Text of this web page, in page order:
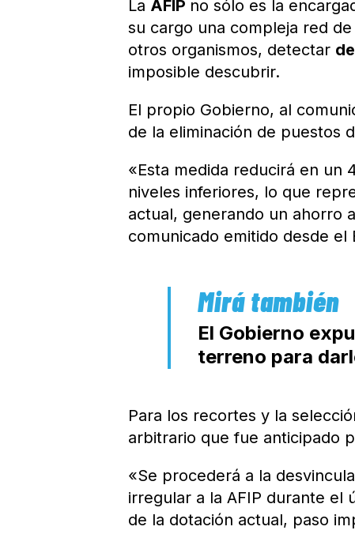
La AFIP no sólo es la
su cargo una compleja red
otros organismos, detectar
imposible descubrir.
El propio Gobierno, al
de la eliminación de puestos
«Esta medida reducirá en un
niveles inferiores, lo que
actual, generando un ahorro
comunicado emitido desde el
El Gobierno
terreno para
Para los recortes y la
arbitrario que fue anticipado
«Se procederá a la
irregular a la AFIP durante el
de la dotación actual, paso